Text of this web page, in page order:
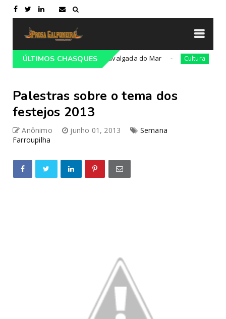
ÚLTIMOS CHASQUES
36ª edição da Cavalgada do Mar Cultura César
Palestras sobre o tema dos
festejos 2013
Anônimo junho 01, 2013
Semana
Farroupilha